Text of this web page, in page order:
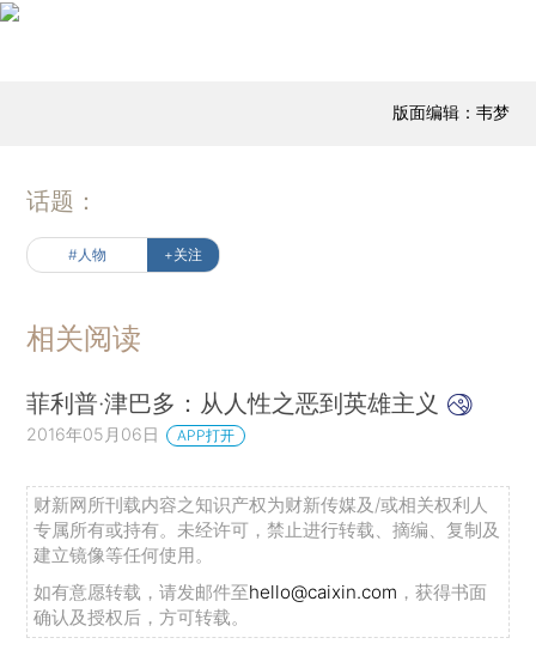
版面编辑：韦梦
话题：
#人物 +关注
相关阅读
菲利普·津巴多：从人性之恶到英雄主义
2016年05月06日 APP打开
财新网所刊载内容之知识产权为财新传媒及/或相关权利人
专属所有或持有。未经许可，禁止进行转载、摘编、复制及
建立镜像等任何使用。
如有意愿转载，请发邮件至hello@caixin.com ，获得书面
确认及授权后，方可转载。